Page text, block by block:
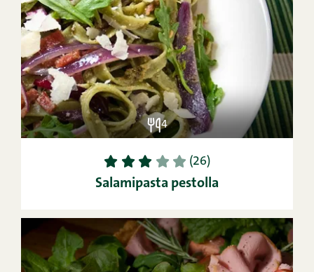
4
1 2 3 4 5 (26)
Salamipasta pestolla